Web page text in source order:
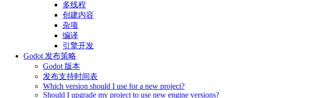
多线程
创建内容
杂项
编译
引擎开发
Godot 发布策略
Godot 版本
发布支持时间表
Which version should I use for a new project?
Should I upgrade my project to use new engine versions?